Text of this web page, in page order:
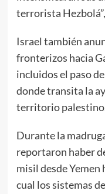
terrorista
Israel también
fronterizos hacia
incluidos el paso
donde transita la
territorio
Durante la
reportaron haber
misil desde
cual los sistemas